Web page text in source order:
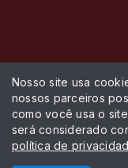
Nosso site usa
nossos parceiros
como você usa o
será considerado
política de